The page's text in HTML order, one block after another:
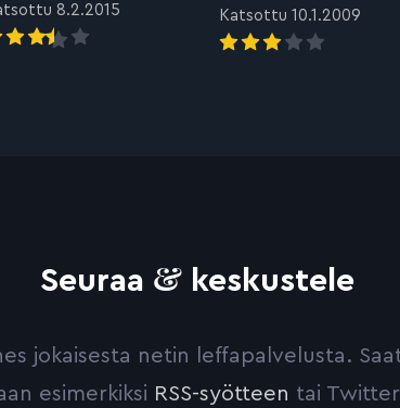
8.2.2015 Katsottu 10.1.2009
Seuraa & keskustele
jokaisesta netin leffapalvelusta.
esimerkiksi RSS-syötteen tai